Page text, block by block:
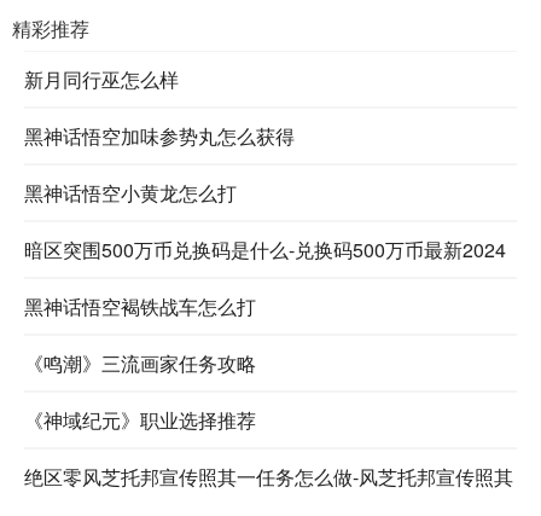
精彩推荐
新月同行巫怎么样
黑神话悟空加味参势丸怎么获得
黑神话悟空小黄龙怎么打
暗区突围500万币兑换码是什么-兑换码500万币最新2024
黑神话悟空褐铁战车怎么打
《鸣潮》三流画家任务攻略
《神域纪元》职业选择推荐
绝区零风芝托邦宣传照其一任务怎么做-风芝托邦宣传照其